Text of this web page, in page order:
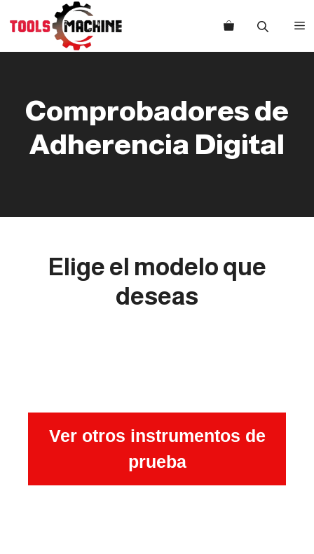
Comprobadores de
Adherencia Digital
Elige el modelo que
deseas
Ver otros instrumentos de
prueba